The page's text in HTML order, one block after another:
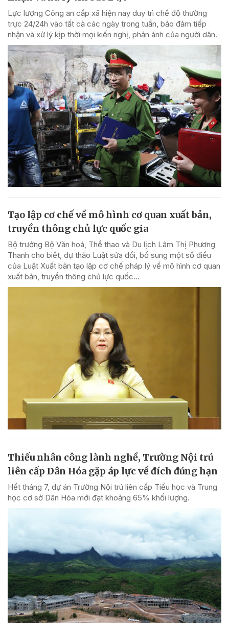
Lực lượng Công an cấp xã hiện nay duy trì chế độ thường
trực 24/24h vào tất cả các ngày trong tuần, bảo đảm tiếp
nhận và xử lý kịp thời mọi kiến nghị, phản ánh của người dân.
Tạo lập cơ chế về mô hình cơ quan xuất bản,
truyền thông chủ lực quốc gia
Bộ trưởng Bộ Văn hoá, Thể thao và Du lịch Lâm Thị Phương
Thanh cho biết, dự thảo Luật sửa đổi, bổ sung một số điều
của Luật Xuất bản tạo lập cơ chế pháp lý về mô hình cơ quan
xuất bản, truyền thông chủ lực quốc...
Thiếu nhân công lành nghề, Trường Nội trú
liên cấp Dân Hóa gặp áp lực về đích đúng hạn
Hết tháng 7, dự án Trường Nội trú liên cấp Tiểu học và Trung
học cơ sở Dân Hóa mới đạt khoảng 65% khối lượng.